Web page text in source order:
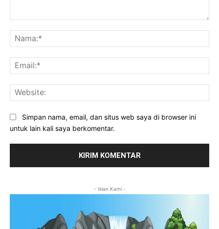
Simpan nama, email, dan situs web saya di browser ini
untuk lain kali saya berkomentar.
- Iklan Kami -